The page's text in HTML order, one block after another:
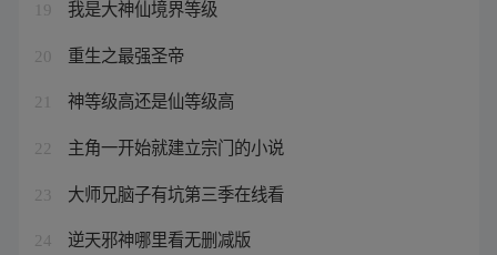
19 我是大神仙境界等级
20 重生之最强圣帝
21 神等级高还是仙等级高
22 主角一开始就建立宗门的小说
23 大师兄脑子有坑第三季在线看
24 逆天邪神哪里看无删减版